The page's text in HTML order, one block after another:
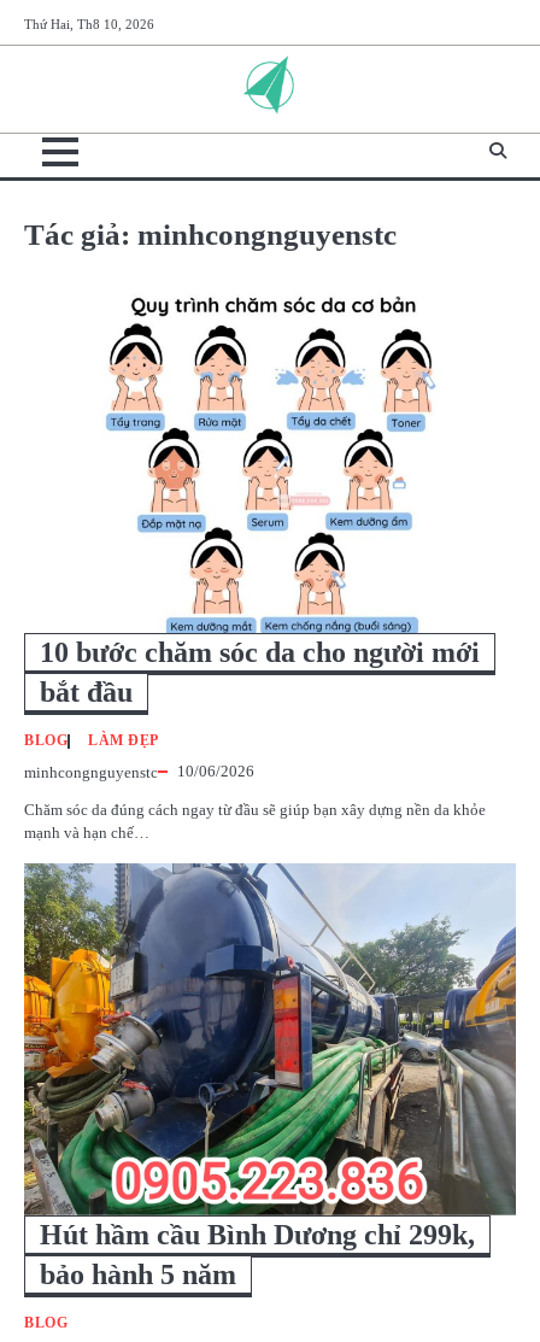
to
Thứ Hai, Th8 10, 2026
Tác giả: minhcongnguyenstc
10 bước chăm sóc da cho người mới
bắt đầu
BLOG LÀM ĐẸP
minhcongnguyenstc 10/06/2026
Chăm sóc da đúng cách ngay từ đầu sẽ giúp bạn xây dựng nền da khỏe
mạnh và hạn chế…
Hút hầm cầu Bình Dương chỉ 299k,
bảo hành 5 năm
BLOG